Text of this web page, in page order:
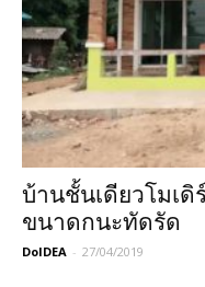
บ้านชั้นเดียวโมเดิ
ขนาดกนะทัดรัด
DoIDEA - 27/04/2019